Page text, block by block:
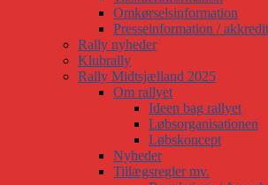
Omkørselsinformation
Presseinformation /
Rally nyheder
Klubrally
Rally Midtsjælland 2025
Om rallyet
Ideen bag rallyet
Løbsorganisationen
Løbskoncept
Nyheder
Tillægsregler mv.